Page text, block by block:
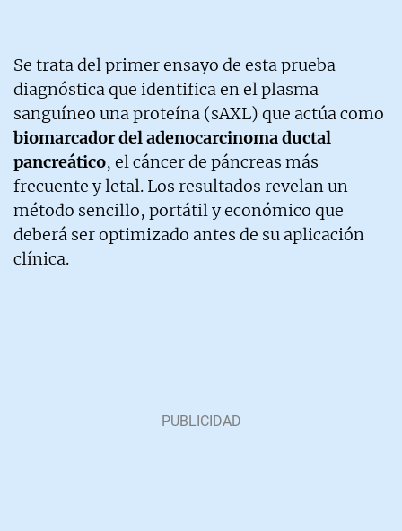
Se trata del primer ensayo de esta prueba
diagnóstica que identifica en el plasma
sanguíneo una proteína (sAXL) que actúa como
biomarcador del adenocarcinoma ductal
pancreático, el cáncer de páncreas más
frecuente y letal. Los resultados revelan un
método sencillo, portátil y económico que
deberá ser optimizado antes de su aplicación
clínica.